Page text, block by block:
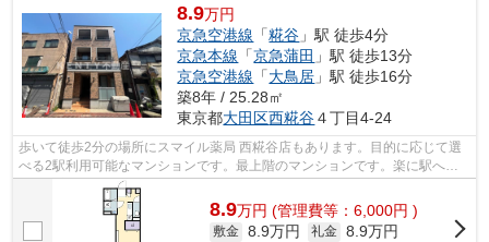
8.9万円
京急空港線 「糀谷 」駅 徒歩4分
京急本線 「京急蒲田 」駅 徒歩13分
京急空港線 「大鳥居 」駅 徒歩16分
築8年 / 25.28㎡
東京都大田区西糀谷４丁目4-24
歩いて徒歩2分の場所にスマイル薬局 西糀谷店もあります。目的に応じて選
べる2駅利用可能なマンションです。最上階のマンションです。楽に駅へ行
きたい方には駅まで平坦な物件がおすす...
8.9万円 (管理費等：6,000円 )
敷金 8.9万円 礼金 8.9万円